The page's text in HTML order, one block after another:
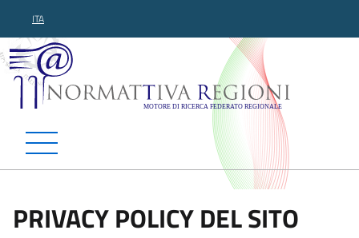
ITA
Normattiva Regioni -
PRIVACY POLICY DEL SITO